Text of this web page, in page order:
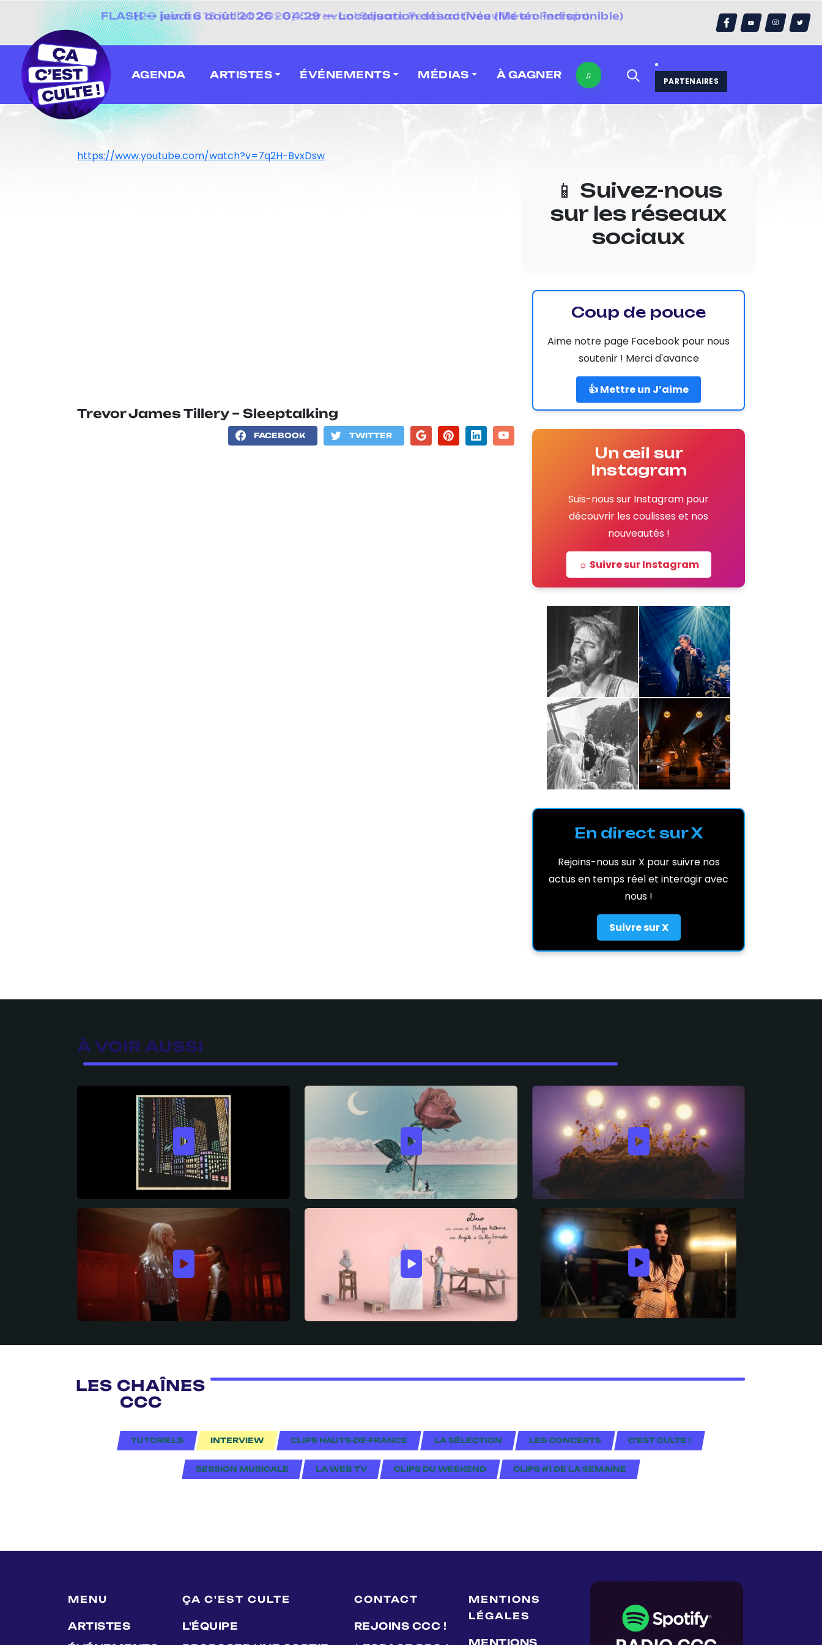
[20 juin au 13 juillet 2026] Caravan' Square Festival (Neuville-en-Ferrain)
AGENDA ARTISTES ÉVÉNEMENTS MÉDIAS À GAGNER ♫
PARTENAIRES
https://www.youtube.com/watch?v=7q2H-BvxDsw
Trevor James Tillery – Sleeptalking
FACEBOOK TWITTER
📱 Suivez-nous
sur les réseaux
sociaux
Coup de pouce
Aime notre page Facebook pour nous
soutenir ! Merci d'avance
👍 Mettre un J’aime
Un œil sur
Instagram
Suis-nous sur Instagram pour
découvrir les coulisses et nos
nouveautés !
☼ Suivre sur Instagram
En direct sur X
Rejoins-nous sur X pour suivre nos
actus en temps réel et interagir avec
nous !
Suivre sur X
À VOIR AUSSI
LES CHAÎNES
CCC
TUTORIELS INTERVIEW CLIPS HAUTS-DE-FRANCE LA SÉLECTION LES CONCERTS C'EST CULTE !
SESSION MUSICALE LA WEB TV CLIPS DU WEEKEND CLIPS #1 DE LA SEMAINE
MENU
ARTISTES
ÇA C'EST CULTE
L'ÉQUIPE
CONTACT
REJOINS CCC !
MENTIONS
LÉGALES
MENTIONS